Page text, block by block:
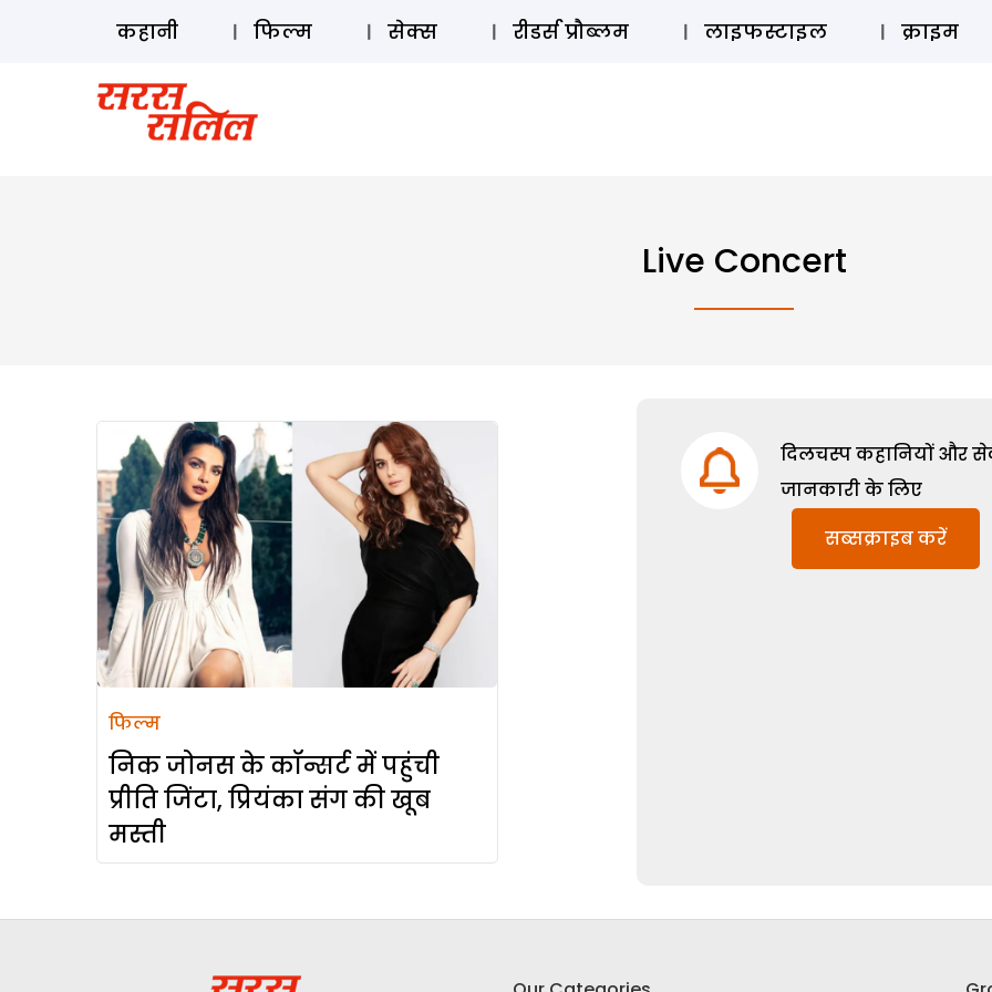
ऑडियो
कहानी फिल्म सेक्स रीडर्स प्रौब्लम लाइफस्टाइल क्राइम
Live Concert
फिल्म
निक जोनस के कॉन्सर्ट में पहुंची
प्रीति जिंटा, प्रियंका संग की खूब
मस्ती
दिलचस्प कहानियों और
जानकारी के लिए
सब्सक्राइब करें